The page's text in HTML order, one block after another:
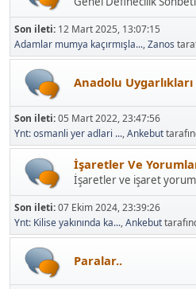
Son ileti: 12 Mart 2025, 13:07:15
Adamlar mumya kaçırmışla...,Zanos
Anadolu
Son ileti:05 Mart 2022, 23:47:56
Ynt: osmanli yer adlari ...,Ankebut
İşaretler Ve
İşaretler ve işaret
Son ileti:07 Ekim 2024, 23:39:26
Ynt: Kilise yakınında ka...,Ankebut
Paralar..